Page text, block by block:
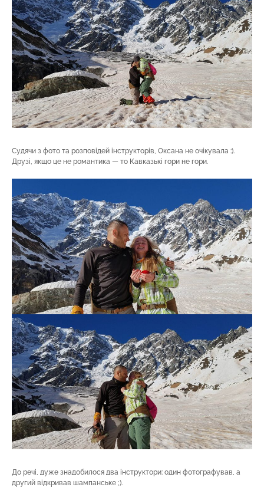
Судячи з фото та розповідей інструкторів, Оксана не очікувала :).
Друзі, якщо це не романтика — то Кавказькі гори не гори.
До речі, дуже знадобилося два інструктори: один фотографував, а
другий відкривав шампанське ;).